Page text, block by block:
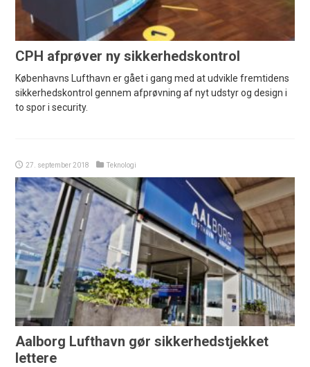
CPH afprøver ny sikkerhedskontrol
Københavns Lufthavn er gået i gang med at udvikle fremtidens
sikkerhedskontrol gennem afprøvning af nyt udstyr og design i
to spor i security.
27. september 2018 Teknologi
Aalborg Lufthavn gør sikkerhedstjekket
lettere